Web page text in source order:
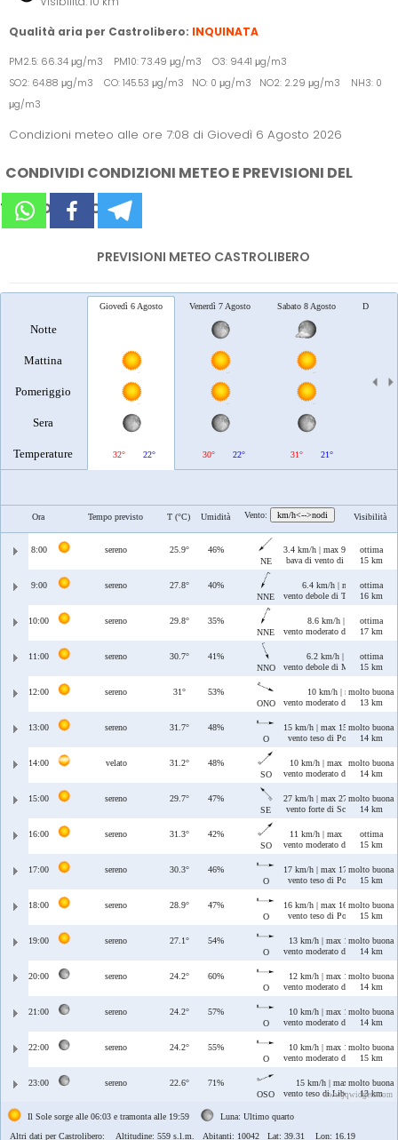
Qualità aria per Castrolibero: INQUINATA
PM2.5: 66.34 μg/m3 PM10: 73.49 μg/m3 O3: 94.41 μg/m3
SO2: 64.88 μg/m3 CO: 145.53 μg/m3 NO: 0 μg/m3 NO2: 2.29 μg/m3 NH3: 0
μg/m3
Condizioni meteo alle ore 7:08 di Giovedì 6 Agosto 2026
CONDIVIDI CONDIZIONI METEO E PREVISIONI DEL
TEMPO SUI SOCIAL
PREVISIONI METEO CASTROLIBERO
Notte
Mattina
Pomeriggio
Sera
Temperature
Giovedì 6 Agosto
32° 22°
Venerdì 7 Agosto
30° 22°
Sabato 8 Agosto
31° 21°
Ora Tempo previsto T (°C) Umidità Vento: km/h<-->nodi Visibilità
8:00 sereno 25.9°
46%
NE
3.4 km/h | max 9.2 km/h
bava di vento di Grecale
ottima
15 km
9:00 sereno 27.8°
40%
NNE
6.4 km/h | max 8.5 km/h
vento debole di Tramontana/
ottima
16 km
10:00 sereno 29.8°
35%
NNE
8.6 km/h | max 8.7 km/h
vento moderato di Tramontana/
ottima
17 km
11:00 sereno 30.7°
41%
NNO
6.2 km/h | max 6.3 km/h
vento debole di Maestrale/
ottima
15 km
12:00 sereno 31°
53%
ONO
10 km/h | max 10 km/h
vento moderato di Ponente/
molto buona
13 km
13:00 sereno 31.7°
48%
O
15 km/h | max 15 km/h
vento teso di Ponente
molto buona
14 km
14:00 velato 31.2°
48%
SO
10 km/h | max 12 km/h
vento moderato di Libeccio
molto buona
14 km
15:00 sereno 29.7°
47%
SE
27 km/h | max 27 km/h
vento forte di Scirocco
molto buona
14 km
16:00 sereno 31.3°
42%
SO
11 km/h | max 11 km/h
vento moderato di Libeccio
ottima
15 km
17:00 sereno 30.3°
46%
O
17 km/h | max 17 km/h
vento teso di Ponente
molto buona
15 km
18:00 sereno 28.9°
47%
O
16 km/h | max 16 km/h
vento teso di Ponente
molto buona
15 km
19:00 sereno 27.1°
54%
O
13 km/h | max 15 km/h
vento moderato di Ponente
molto buona
14 km
20:00 sereno 24.2°
60%
O
12 km/h | max 13 km/h
vento moderato di Ponente
molto buona
14 km
21:00 sereno 24.2°
57%
O
10 km/h | max 10 km/h
vento moderato di Ponente
molto buona
14 km
22:00 sereno 24.2°
55%
O
10 km/h | max 10 km/h
vento moderato di Ponente
molto buona
15 km
23:00 sereno 22.6°
71%
OSO
15 km/h | max 18 km/h
vento teso di Libeccio/Ponente
molto buona
13 km
www.jqwidgets.com
Il Sole sorge alle 06:03 e tramonta alle 19:59
Luna: Ultimo quarto
Altri dati per Castrolibero: Altitudine: 559 s.l.m. Abitanti: 10042 Lat: 39.31 Lon: 16.19